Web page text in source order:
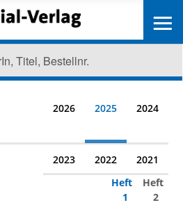
2026 2025 2024
2023 2022 2021
Heft
1
Heft
2
≡